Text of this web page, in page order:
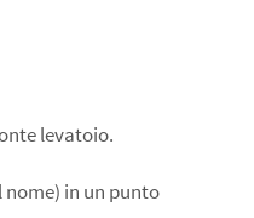
levatoio.
in un punto